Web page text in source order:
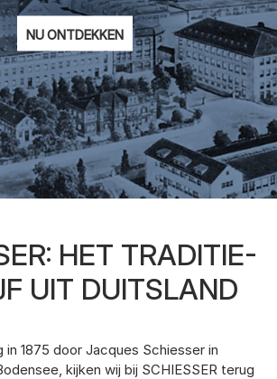
NU ONTDEKKEN
HET TRADITIE-
UIT DUITSLAND
in 1875 door Jacques Schiesser in
kijken wij bij SCHIESSER terug